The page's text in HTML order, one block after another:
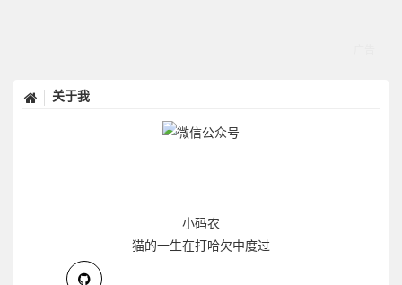
关于我
小码农
猫的一生在打哈欠中度过